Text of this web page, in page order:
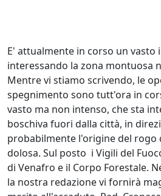
E' attualmente in corso un vasto
interessando la zona montuosa
Mentre vi stiamo scrivendo, le
spegnimento sono tutt'ora in
vasto ma non intenso, che sta
boschiva fuori dalla città, in
probabilmente l'origine del rogo
dolosa. Sul posto i Vigili del
di Venafro e il Corpo Forestale.
la nostra redazione vi fornirà